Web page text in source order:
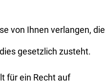
von Ihnen verlangen, die
gesetzlich zusteht.
für ein Recht auf